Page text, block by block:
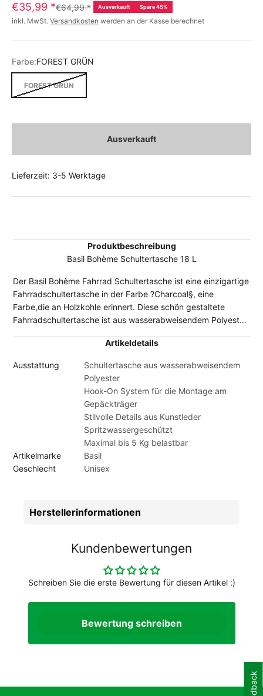
€35,99 *€64,99* Ausverkauft Spare 45%
inkl. MwSt. Versandkosten werden an der Kasse berechnet
Farbe:FOREST GRÜN
FOREST GRÜN
Ausverkauft
Lieferzeit: 3-5 Werktage
Produktbeschreibung
Basil Bohème Schultertasche 18 L
Der Basil Bohème Fahrrad Schultertasche ist eine einzigartige
Fahrradschultertasche in der Farbe ?Charcoal§, eine
Farbe,die an Holzkohle erinnert. Diese schön gestaltete
Fahrradschultertasche ist aus wasserabweisendem Polyester
hat einen Inhalt von 18 Litern, wodurch man sie perfekt als
gut an, wenn Sie auf der Suche nach einer stilvollen Tasche
sind, die Sie auf die Arbeit oder zur Schule mitnehmen
können. Der Bohème Fahrrad Schultertasche verfügt über
eingroßes Innenfach und ein Vorderfach. Dank des
praktischen Reißverschlusses lassen sich die Taschen gut
abschließen, wodurch Sie sicher sein können, dass Ihre
Sachen nicht auf der Straße landen. Darüber hinaus fällt die
Tasche dank ihrerDetails aus Kunstleder, des abnehmbaren
Schulterriemens und der praktischen Tragehenkel auf. Mit
Haken hierfür können auf schöne Art und Weise in einem
tragen, wenn Sie sie irgendwo hin mitnehmen.
Artikeldetails
Ausstattung
Schultertasche aus wasserabweisendem
Polyester
Hook-On System für die Montage am
Gepäckträger
Stilvolle Details aus Kunstleder
Spritzwassergeschützt
Maximal bis 5 Kg belastbar
Artikelmarke
Basil
Geschlecht
Unisex
Herstellerinformationen
Kundenbewertungen
Schreiben Sie die erste Bewertung für diesen Artikel :)
Bewertung schreiben